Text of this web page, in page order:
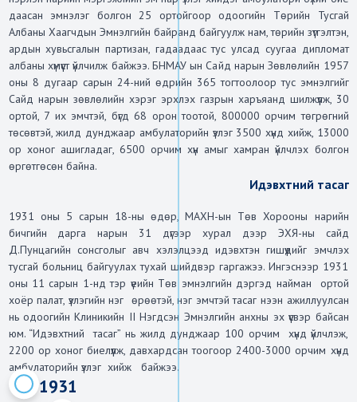
даасан эмнэлэг болгон 25 ортойгоор одоогийн Төрийн Тусгай
Албаны Хаагчдын Эмнэлгийн байранд байгуулж нам, төрийн зүтгэлтэн,
ардын хувьсгалын партизан, гадаадаас тус улсад суугаа дипломат
албаны хүмүүст үйлчилж байжээ. БНМАУ ын Сайд нарын Зөвлөлийн 1957
оны 8 дугаар сарын 24-ний өдрийн 365 тогтоолоор тус эмнэлгийг
Сайд нарын зөвлөлийн хэрэг эрхлэх газрын харъяанд шилжүүлж, 30
ортой, 7 их эмчтэй, бүгд 68 орон тоотой, 800000 орчим төгрөгний
төсөвтэй, жилд дунджаар амбулаторийн үзлэг 3500 хүнд хийж, 13000
ор хоног ашигладаг, 6500 орчим хүн амыг хамран үйлчлэх болгон
өргөтгөсөн байна.
1931
Идэвхтний тасаг
1931 оны 5 сарын 18-ны өдөр, МАХН-ын Төв Хорооны нарийн
бичгийн дарга нарын 31 дүгээр хурал дээр ЭХЯ-ны сайд
Д.Пунцагийн сонсголыг авч хэлэлцээд идэвхтэн гишүүдийг эмчлэх
тусгай больниц байгуулах тухай шийдвэр гаргажээ. Ингэснээр 1931
оны 11 сарын 1-нд тэр үеийн Төв эмнэлгийн дэргэд найман  ортой
хоёр палат, үзлэгийн нэг  өрөөтэй, нэг эмчтэй тасаг нээн ажиллуулсан
нь одоогийн Клиникийн II Нэгдсэн Эмнэлгийн анхны эх үүсвэр байсан
юм. “Идэвхтний  тасаг” нь жилд дунджаар 100 орчим  хүнд үйлчлэж,
2200 ор хоног биелүүлж, давхардсан тоогоор 2400-3000 орчим хүнд
амбулаторийн үзлэг  хийж   байжээ.